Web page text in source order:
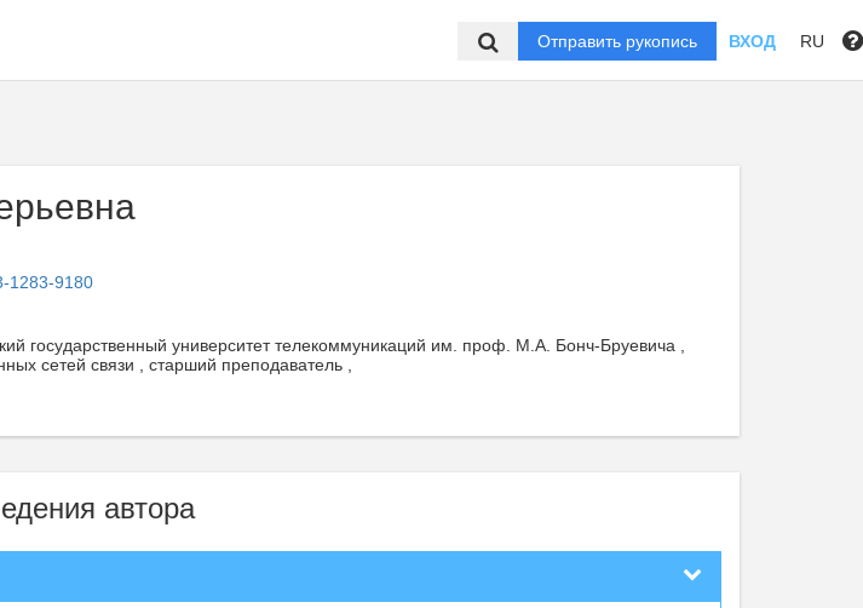
Отправить рукопись ВХОД RU
1283-9180
государственный университет телекоммуникаций им. проф. М.А. Бонч-Бруевича ,
сетей связи , старший преподаватель ,
автора